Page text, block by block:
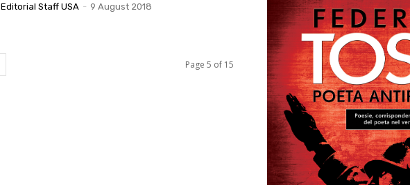
Editorial Staff USA - 9 August 2018
Page 5 of 15